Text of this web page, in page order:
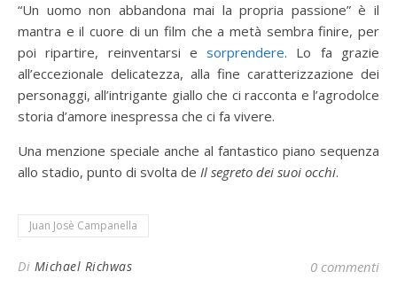
“Un uomo non abbandona mai la propria passione” è il
mantra e il cuore di un film che a metà sembra finire, per
poi ripartire, reinventarsi esorprendere. Lo fa grazie
all’eccezionale delicatezza, alla fine caratterizzazione dei
personaggi, all’intrigante giallo che ci racconta e l’agrodolce
storia d’amore inespressa che ci fa vivere.
Una menzione speciale anche al fantastico piano sequenza
allo stadio, punto di svolta de Il segreto dei suoi occhi.
Juan Josè Campanella
Di Michael Richwas 0 commenti